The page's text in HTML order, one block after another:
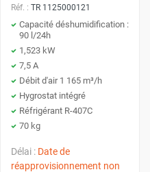
Réf. : TR 1125000121
Capacité déshumidification :
90 l/24h
1,523 kW
7,5 A
Débit d'air 1 165 m³/h
Hygrostat intégré
Réfrigérant R-407C
70 kg
Délai : Date de
réapprovisionnement non